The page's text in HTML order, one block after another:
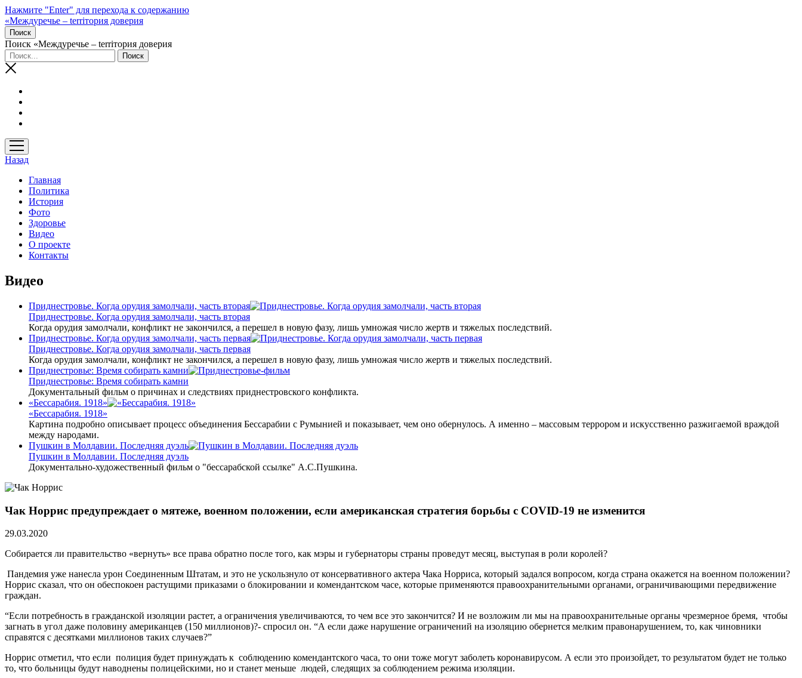
Нажмите "Enter" для перехода к содержанию
«Междуречье – terriтория доверия
Поиск
Поиск «Междуречье – terriтория доверия
открыть
меню
Назад
Главная
Политика
История
Фото
Здоровье
Видео
О проекте
Контакты
Видео
Приднестровье. Когда орудия замолчали, часть вторая
Приднестровье. Когда орудия замолчали, часть вторая
Когда орудия замолчали, конфликт не закончился, а перешел в новую фазу, лишь умножая число жертв и тяжелых последствий.
Приднестровье. Когда орудия замолчали, часть первая
Приднестровье. Когда орудия замолчали, часть первая
Когда орудия замолчали, конфликт не закончился, а перешел в новую фазу, лишь умножая число жертв и тяжелых последствий.
Приднестровье: Время собирать камни
Приднестровье: Время собирать камни
Документальный фильм о причинах и следствиях приднестровского конфликта.
«Бессарабия. 1918»
«Бессарабия. 1918»
Картина подробно описывает процесс объединения Бессарабии с Румынией и показывает, чем оно обернулось. А именно – массовым террором и искусственно разжигаемой враждой
между народами.
Пушкин в Молдавии. Последняя дуэль
Пушкин в Молдавии. Последняя дуэль
Документально-художественный фильм о "бессарабской ссылке" А.С.Пушкина.
Чак Норрис предупреждает о мятеже, военном положении, если американская стратегия борьбы с COVID-19 не изменится
29.03.2020
Собирается ли правительство «вернуть» все права обратно после того, как мэры и губернаторы страны проведут месяц, выступая в роли королей?
Пандемия уже нанесла урон Соединенным Штатам, и это не ускользнуло от консервативного актера Чака Норриса, который задался вопросом, когда страна окажется на военном положении?
Норрис сказал, что он обеспокоен растущими приказами о блокировании и комендантском часе, которые применяются правоохранительными органами, ограничивающими передвижение
граждан.
“Если потребность в гражданской изоляции растет, а ограничения увеличиваются, то чем все это закончится? И не возложим ли мы на правоохранительные органы чрезмерное бремя, чтобы
загнать в угол даже половину американцев (150 миллионов)?- спросил он. “А если даже нарушение ограничений на изоляцию обернется мелким правонарушением, то, как чиновники
справятся с десятками миллионов таких случаев?”
Норрис отметил, что если полиция будет принуждать к соблюдению комендантского часа, то они тоже могут заболеть коронавирусом. А если это произойдет, то результатом будет не только
то, что больницы будут наводнены полицейскими, но и станет меньше людей, следящих за соблюдением режима изоляции.